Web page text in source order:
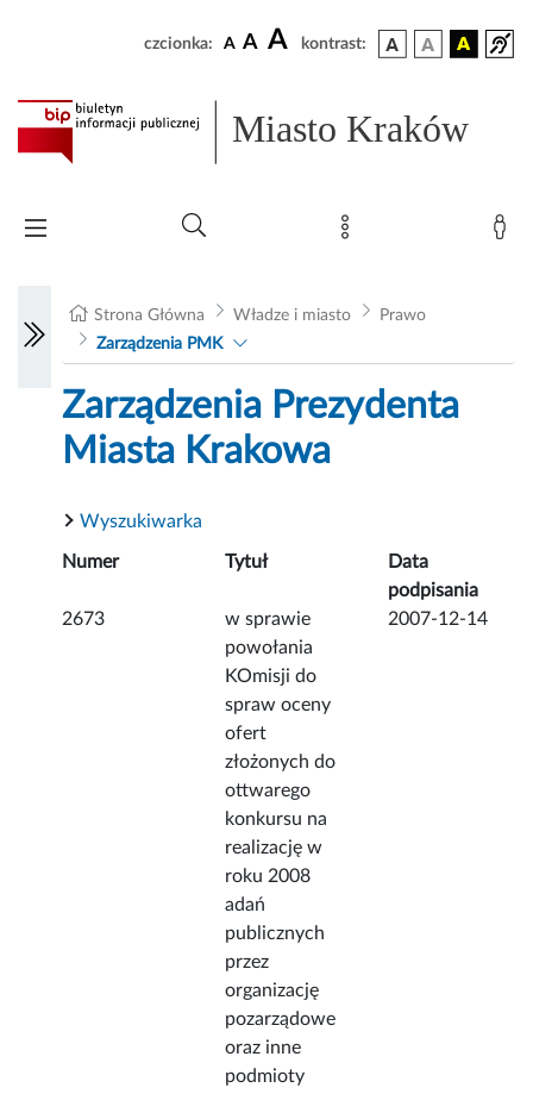
czcionka: A A A kontrast:
Miasto Kraków
Strona Główna Władze i miasto
Prawo
Zarządzenia PMK
Zarządzenia Prezydenta
Miasta Krakowa
Wyszukiwarka
Numer Tytuł
Data
podpisania
2673
w sprawie
powołania
KOmisji do
spraw oceny
ofert
złożonych do
ottwarego
konkursu na
realizację w
roku 2008
adań
publicznych
przez
organizację
pozarządowe
oraz inne
podmioty
2007-12-14